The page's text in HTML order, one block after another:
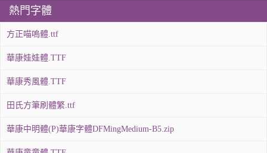
熱門字體
方正喵嗚體.ttf
華康娃娃體.TTF
華康秀風體.TTF
田氏方筆刷體繁.ttf
華康中明體(P)華康字體DFMingMedium-B5.zip